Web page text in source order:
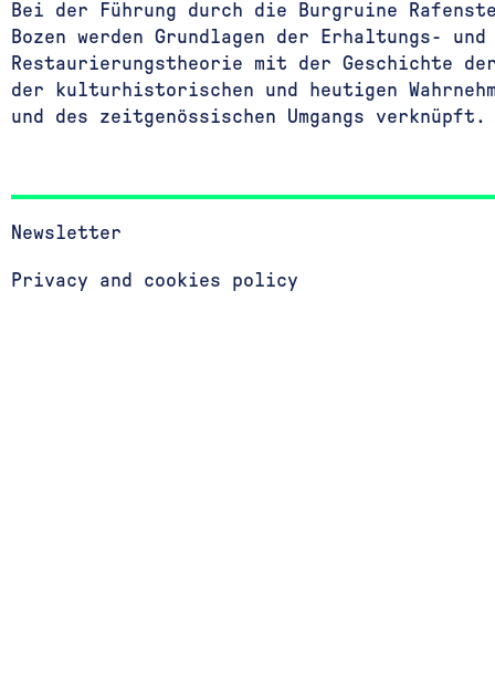
Bei der Führung durch die Burgruine
Bozen werden Grundlagen der Erhaltungs- und
Restaurierungstheorie mit der Geschichte
der kulturhistorischen und heutigen
und des zeitgenössischen Umgangs verknüpft.
Newsletter
Privacy and cookies policy